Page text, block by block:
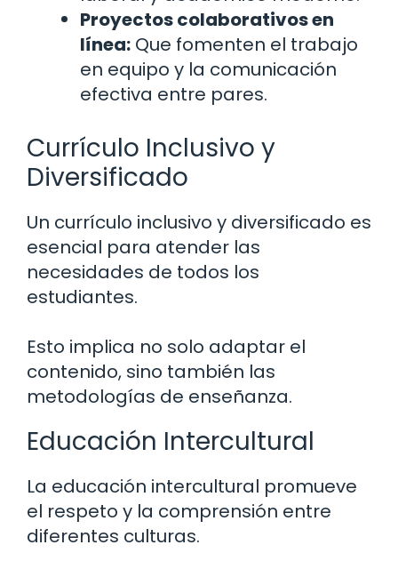
Proyectos colaborativos en
línea: Que fomenten el trabajo
en equipo y la comunicación
efectiva entre pares.
Currículo Inclusivo y
Diversificado
Un currículo inclusivo y diversificado es
esencial para atender las
necesidades de todos los
estudiantes.
Esto implica no solo adaptar el
contenido, sino también las
metodologías de enseñanza.
Educación Intercultural
La educación intercultural promueve
el respeto y la comprensión entre
diferentes culturas.